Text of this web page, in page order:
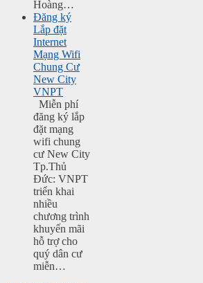
Hoàng…
Đăng ký
Lắp đặt
Internet
Mạng Wifi
Chung Cư
New City
VNPT
Miễn phí
đăng ký lắp
đặt mạng
wifi chung
cư New City
Tp.Thủ
Đức: VNPT
triển khai
nhiều
chương trình
khuyến mãi
hỗ trợ cho
quý dân cư
miễn…